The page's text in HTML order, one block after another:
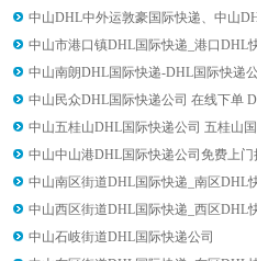
中山DHL中外运敦豪国际快递、中山
中山市港口镇DHL国际快递_港口DHL
中山南朗DHL国际快递-DHL国际快递
中山民众DHL国际快递公司 在线下单
中山五桂山DHL国际快递公司 五桂山
中山中山港DHL国际快递公司免费上门
中山南区街道DHL国际快递_南区DHL
中山西区街道DHL国际快递_西区DHL
中山石岐街道DHL国际快递公司